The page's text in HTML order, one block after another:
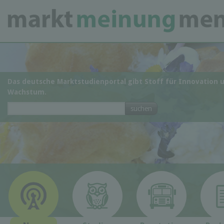
Das deutsche Marktstudienportal gibt Stoff für Innovation
Wachstum.